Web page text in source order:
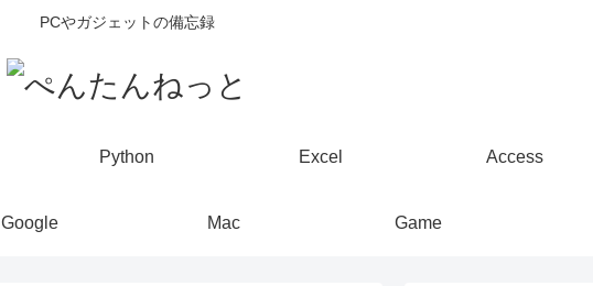
PCやガジェットの備忘録
Python Excel Access
Google Mac Game